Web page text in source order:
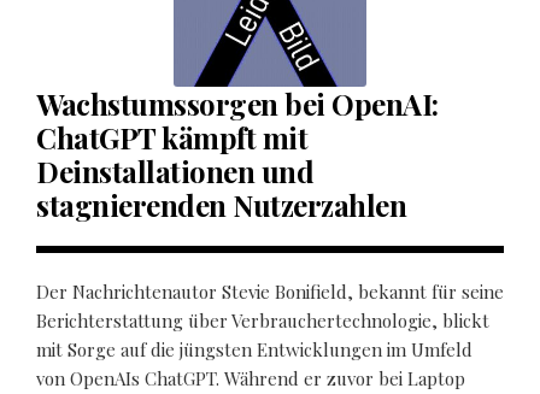
Wachstumssorgen bei OpenAI:
ChatGPT kämpft mit
Deinstallationen und
stagnierenden Nutzerzahlen
Der Nachrichtenautor Stevie Bonifield, bekannt für seine
Berichterstattung über Verbrauchertechnologie, blickt
mit Sorge auf die jüngsten Entwicklungen im Umfeld
von OpenAIs ChatGPT. Während er zuvor bei Laptop